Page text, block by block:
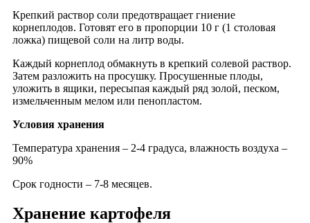
Крепкий раствор соли предотвращает гниение
корнеплодов. Готовят его в пропорции 10 г (1 столовая
ложка) пищевой соли на литр воды.
Каждый корнеплод обмакнуть в крепкий солевой раствор.
Затем разложить на просушку. Просушенные плоды,
уложить в ящики, пересыпая каждый ряд золой, песком,
измельченным мелом или пенопластом.
Условия хранения
Температура хранения – 2-4 градуса, влажность воздуха –
90%
Срок годности – 7-8 месяцев.
Хранение картофеля